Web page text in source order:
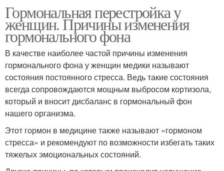
Гормональная перестройка у
женщин. Причины изменения
гормонального фона
В качестве наиболее частой причины изменения
гормонального фона у женщин медики называют
состояния постоянного стресса. Ведь такие состояния
всегда сопровождаются мощным выбросом кортизола,
который и вносит дисбаланс в гормональный фон
нашего организма.
Этот гормон в медицине также называют «гормоном
стресса» и рекомендуют по возможности избегать таких
тяжелых эмоциональных состояний.